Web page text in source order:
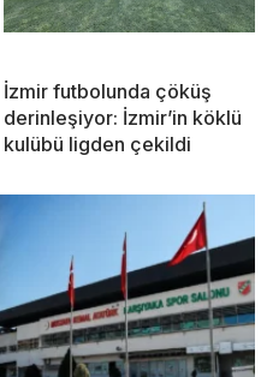
İzmir futbolunda çöküş
derinleşiyor: İzmir’in köklü
kulübü ligden çekildi